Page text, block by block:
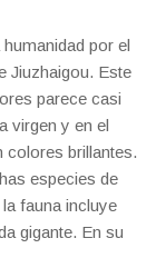
por el
Jiuzhaigou. Este
parece casi
virgen y en el
colores brillantes.
especies de
fauna incluye
gigante. En su